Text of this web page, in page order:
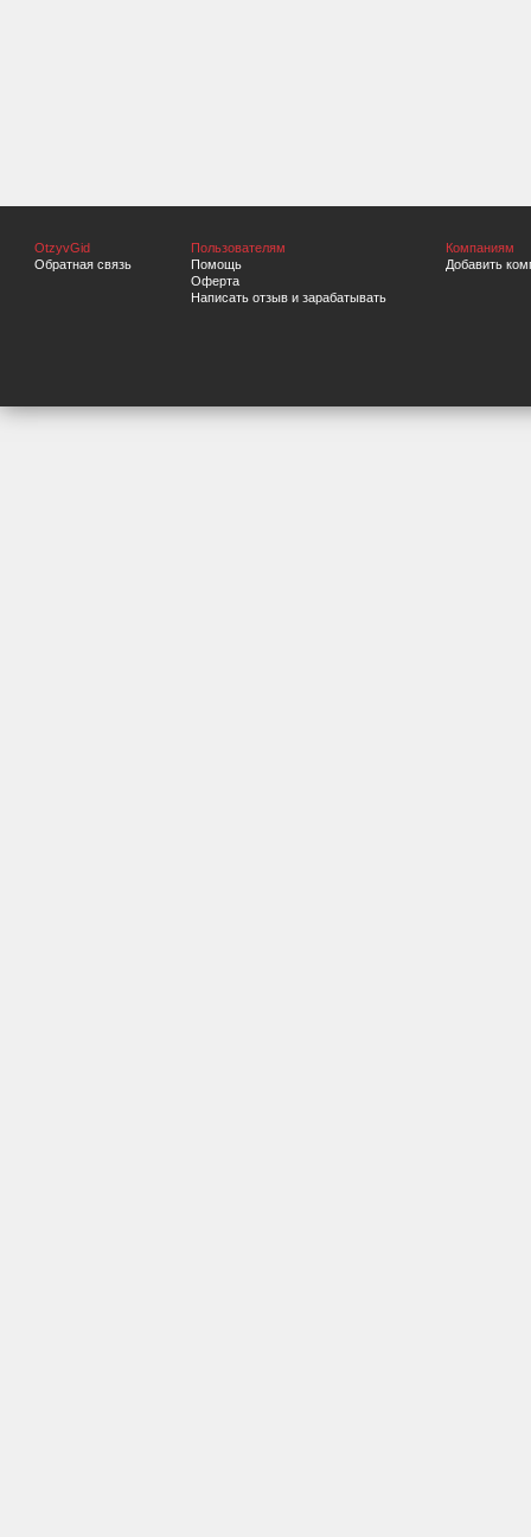
OtzyvGid
Обратная связь
Пользователям
Помощь
Оферта
Написать отзыв и зарабатывать
Компаниям
Добавить